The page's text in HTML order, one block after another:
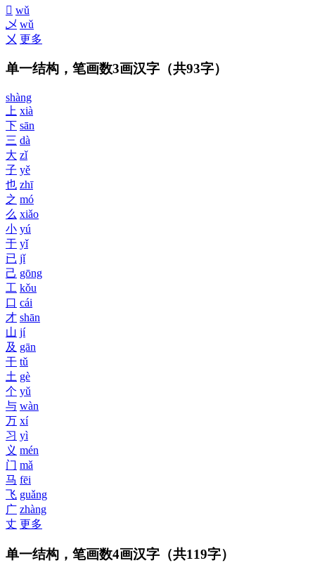
𠘧 wǔ
乄 wǔ
㐅 更多
单一结构，笔画数3画汉字 （共93字）
shàng
上 xià
下 sān
三 dà
大 zǐ
子 yě
也 zhī
之 mó
么 xiǎo
小 yú
于 yǐ
已 jǐ
己 gōng
工 kǒu
口 cái
才 shān
山 jí
及 gān
干 tǔ
土 gè
个 yǔ
与 wàn
万 xí
习 yì
义 mén
门 mǎ
马 fēi
飞 guǎng
广 zhàng
丈 更多
单一结构，笔画数4画汉字 （共119字）